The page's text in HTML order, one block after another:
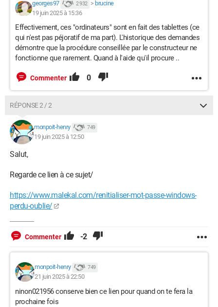
georges97 2 932 > brucine
19 juin 2025 à 15:36
Effectivement, ces "ordinateurs" sont en fait des tablettes (ce
qui n'est pas péjoratif de ma part). L'historique des demandes
démontre que la procédure conseillée par le constructeur ne
fonctionne que rarement. Quand à l'aide qu'il procure ..
Commenter 0
RÉPONSE 2 / 2
monpoit-henry 749
19 juin 2025 à 12:50
Salut,
Regarde ce lien à ce sujet/
https://www.malekal.com/renitialiser-mot-passe-windows-
perdu-oublie/
Commenter -2
monpoit-henry 749
21 juin 2025 à 22:50
ninon021956 conserve bien ce lien pour quand on te fera la
prochaine fois